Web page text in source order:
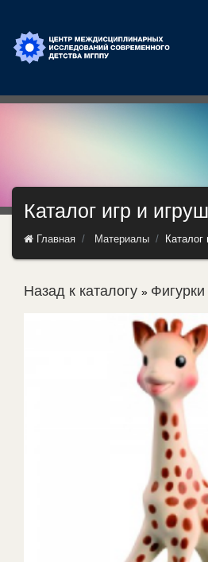
Каталог игр и
Главная Материалы Каталог
Назад к каталогу